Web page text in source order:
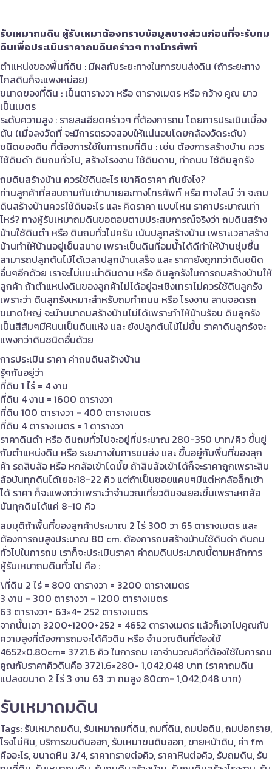
รับเหมาถมดิน ผู้รับเหมาต้องทราบข้อมูลบางส่วนก่อนที่จะรับถม
ดินเพื่อประเมินราคาถมดินคร่าวๆ ทางโทรศัพท์
ตำแหน่งของพื้นที่ดิน : มีผลกับระยะทางในการขนส่งดิน (ถ้าระยะทาง
ไกลดินก็จะแพงหน่อย)
ขนาดของที่ดิน : เป็นตารางวา หรือ ตารางเมตร หรือ กว้าง คูณ ยาว
เป็นเมตร
ระดับความสูง : รายละเอียดคร่าวๆ ที่ต้องการถม โดยการประเมินเบื้อง
ต้น (เมื่อลงวัดที่ จะมีการตรวจสอบให้แน่นอนโดยกล้องวัดระดับ)
ชนิดของดิน ที่ต้องการใช้ในการถมที่ดิน : เช่น ต้องการสร้างบ้าน ควร
ใช้ดินดำ ดินถมทั่วไป, สร้างโรงงาน ใช้ดินดาน, ทำถนน ใช้ดินลูกรัง
ถมดินสร้างบ้าน ควรใช้ดินอะไร เขาคิดราคา กันยังไง?
ท่านลูกค้าที่สอบถามกันเข้ามาเยอะทางโทรศัพท์ หรือ ทางไลน์ ว่า จะถม
ดินสร้างบ้านควรใช้ดินอะไร และ คิดราคา แบบไหน ราคาประมาณเท่า
ไหร่? ทางผู้รับเหมาถมดินขอตอบตามประสบการณ์จริงว่า ถมดินสร้าง
บ้านใช้ดินดำ หรือ ดินถมทั่วไปครับ เน้นปลูกสร้างบ้าน เพราะเวลาสร้าง
บ้านทำให้บ้านอยู่เย็นสบาย เพราะเป็นดินที่อมน้ำได้ดีทำให้บ้านชุ่มชื้น
สามารถปลูกต้นไม้ได้เวลาปลูกบ้านเสร็จ และ ราคายังถูกกว่าดินชนิด
อื่นๆอีกด้วย เราจะไม่แนะนำดินดาน หรือ ดินลูกรังในการถมสร้างบ้านให้
ลูกค้า ถ้าตำแหน่งดินของลูกค้าไม่ได้อยู่ฉะเชิงเทราไม่ควรใช้ดินลูกรัง
เพราะว่า ดินลูกรังเหมาะสำหรับถมทำถนน หรือ โรงงาน ลานจอดรถ
ขนาดใหญ่ จะนำมมาถมสร้างบ้านไม่ได้เพราะทำให้บ้านร้อน ดินลูกรัง
เป็นสีส้มๆมีหินนเป็นดินแห้ง และ ยังปลูกต้นไม้ไม่ขื้น ราคาดินลูกรังจะ
แพงกว่าดินชนิดอื่นด้วย
การประเมิน ราคา ค่าถมดินสร้างบ้าน
รู้ๆกันอยู่ว่า
ที่ดิน 1 ไร่ = 4 งาน
ที่ดิน 4 งาน = 1600 ตารางวา
ที่ดิน 100 ตารางวา = 400 ตารางเมตร
ที่ดิน 4 ตารางเมตร = 1 ตารางวา
ราคาดินดำ หรือ ดินถมทั่วไปจะอยู่ที่ประมาณ 280-350 บาท/คิว ขื้นยู่
กับตำแหน่งดิน หรือ ระยะทางในการขนส่ง และ ขื้นอยู่กับพิ้นที่ของลุก
ค้า รถสิบล้อ หรือ หกล้อเข้าไดมั้ย ถ้าสิบล้อเข้าได้ก็จะราคาถูกเพราะสิบ
ล้อบันทุกดินได้เยอะ18-22 คิว แต่ถ้าเป็นซอยแคบๆมีแต่หกล้อล็กเข้า
ได้ ราคา ก็จะแพงกว่าเพราะว่าจำนวณเที่ยวดินจะเยอะขื้นเพราะหกล้อ
บันทุกดินได้แค่ 8-10 คิว
สมมุติถ้าพื้นที่ของลูกค้าประมาณ 2 ไร่ 300 วา 65 ตารางเมตร และ
ต้องการถมสูงประมาณ 80 cm. ต้องการถมสร้างบ้านใช้ดินดำ ดินถม
ทั่วไปในการถม เราก็จะประเมินราคา ค่าถมดินประมาณนี้ตามหลักการ
ผู้รับเหมาถมดินทั่วไป คือ :
\ที่ดิน 2 ไร่ = 800 ตารางวา = 3200 ตารางเมตร
3 งาน = 300 ตารางวา = 1200 ตารางเมตร
63 ตารางวา= 63×4= 252 ตารางเมตร
จากนั้นเอา 3200+1200+252 = 4652 ตารางเมตร แล้วก็เอาไปคูณกับ
ความสูงที่ต้องการถมจะได้คิวดิน หรือ จำนวณดินที่ต้องใช้
4652×0.80cm= 3721.6 คิว ในการถม เอาจำนวณคิวที่ต้องใช้ในการถม
คูณกับราคาคิวดินคือ 3721.6×280= 1,042,048 บาท (ราคาถมดิน
แปลงขนาด 2 ไร่ 3 งาน 63 วา ถมสูง 80cm= 1,042,048 บาท)
รับเหมาถมดิน
Tags: รับเหมาถมดิน, รับเหมาถมที่ดิน, ถมที่ดิน, ถมบ่อดิน, ถมบ่อทราย,
โรงโม่หิน, บริการขนดินออก, รับเหมาขนดินออก, ขายหน้าดิน, ค่า fm
คืออะไร, ขนาดหิน 3/4, ราคาทรายต่อคิว, ราคาหินต่อคิว, รับถมดิน, รับ